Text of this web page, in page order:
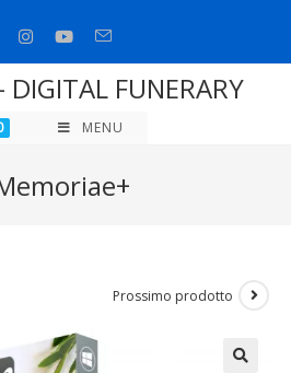
DIGITAL FUNERARY
MENU
Prossimo prodotto